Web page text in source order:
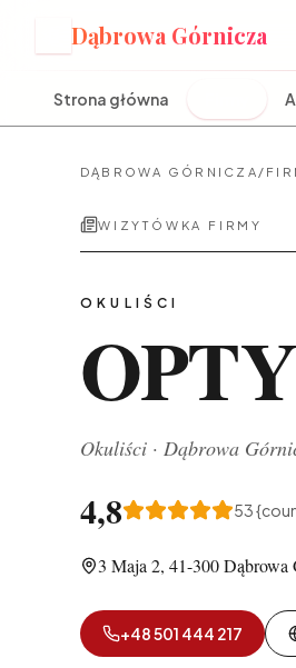
Dąbrowa Górnicza
Strona główna
DĄBROWA GÓRNICZA /
WIZYTÓWKA FIRMY
OKULIŚCI
Okuliści · Dąbrowa
4,8 53
3 Maja 2, 41-300 Dąbrowa
+48 501 444 217